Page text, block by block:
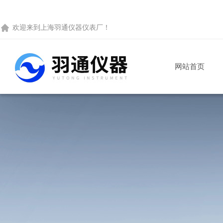
欢迎来到 上海羽通仪器仪表厂 ！
网站首页